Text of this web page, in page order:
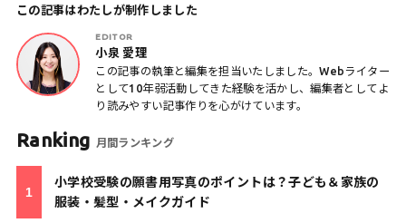
この記事はわたしが制作しました
EDITOR
小泉 愛理
この記事の執筆と編集を担当いたしました。Webライター
として10年弱活動してきた経験を活かし、編集者としてよ
り読みやすい記事作りを心がけています。
Ranking 月間ランキング
小学校受験の願書用写真のポイントは？子ども＆家族の
服装・髪型・メイクガイド